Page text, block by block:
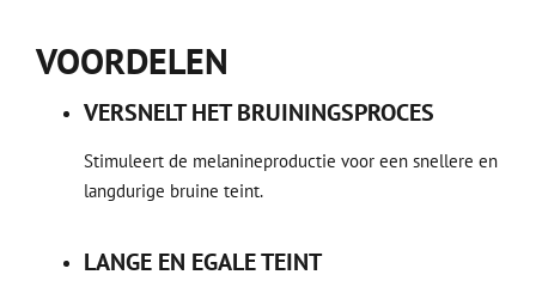
VOORDELEN
VERSNELT HET BRUININGSPROCES
Stimuleert de melanineproductie voor een snellere en
langdurige bruine teint.
LANGE EN EGALE TEINT